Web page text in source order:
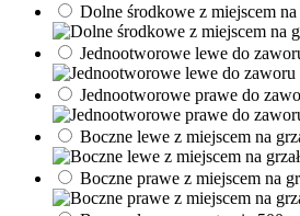
Dolne środkowe z miejscem
Jednootworowe lewe do
Jednootworowe prawe do
Boczne lewe z miejscem na
Boczne prawe z miejscem na